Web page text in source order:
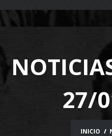
27/
INICIO